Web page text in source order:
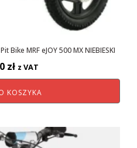
Bike MRF eJOY 500 MX NIEBIESKI
zł z VAT
KOSZYKA